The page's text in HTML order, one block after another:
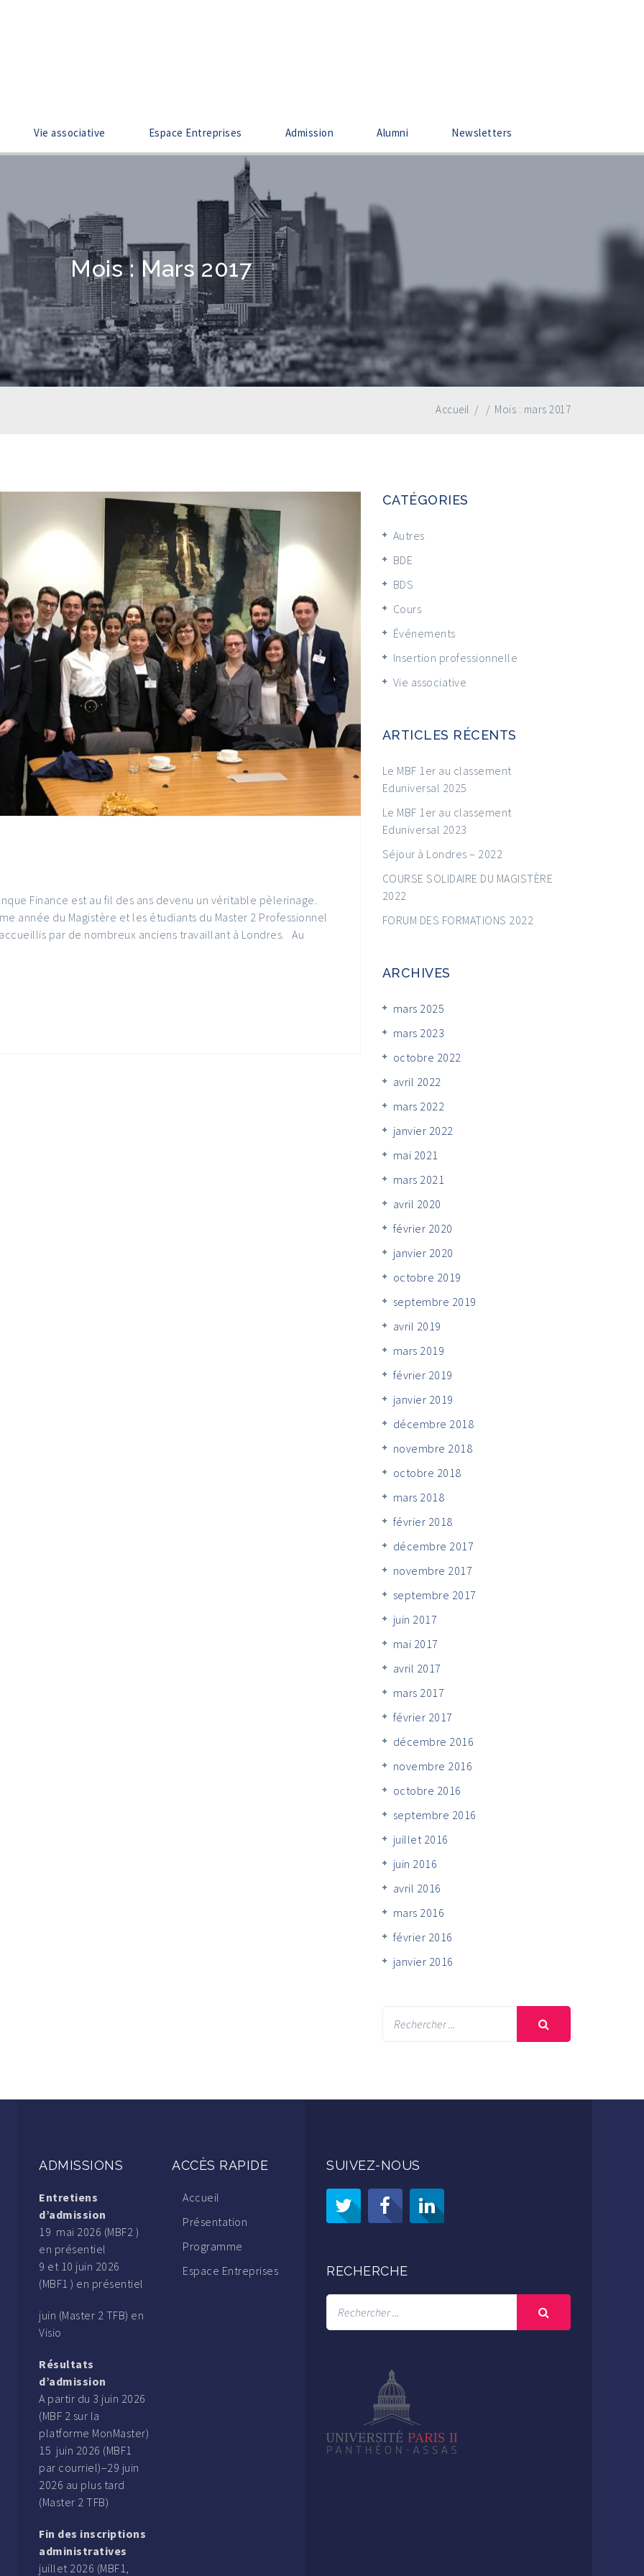
Vie associative Espace Entreprises Admission Alumni Newsletters
Mois :Mars 2017
Accueil / / Mois : mars 2017
Finance est au fil des ans devenu un véritable pèlerinage.
année du Magistère et les étudiants du Master 2 Professionnel
par de nombreux anciens travaillant à Londres. Au
CATÉGORIES
Autres
BDE
BDS
Cours
Événements
Insertion professionnelle
Vie associative
ARTICLES RÉCENTS
Le MBF 1er au classement
Eduniversal 2025
Le MBF 1er au classement
Eduniversal 2023
Séjour à Londres – 2022
COURSE SOLIDAIRE DU MAGISTÈRE
2022
FORUM DES FORMATIONS 2022
ARCHIVES
mars 2025
mars 2023
octobre 2022
avril 2022
mars 2022
janvier 2022
mai 2021
mars 2021
avril 2020
février 2020
janvier 2020
octobre 2019
septembre 2019
avril 2019
mars 2019
février 2019
janvier 2019
décembre 2018
novembre 2018
octobre 2018
mars 2018
février 2018
décembre 2017
novembre 2017
septembre 2017
juin 2017
mai 2017
avril 2017
mars 2017
février 2017
décembre 2016
novembre 2016
octobre 2016
septembre 2016
juillet 2016
juin 2016
avril 2016
mars 2016
février 2016
janvier 2016
ADMISSIONS
Entretiens
d’admission
19 mai 2026 (MBF2 )
en présentiel
9 et 10 juin 2026
(MBF1 ) en présentiel
juin (Master 2 TFB) en
Visio
Résultats
d’admission
A partir du 3 juin 2026
(MBF 2 sur la
platforme MonMaster)
15 juin 2026 (MBF1
par courriel)–29 juin
2026 au plus tard
(Master 2 TFB)
Fin des inscriptions
administratives
juillet 2026 (MBF1,
ACCÈS RAPIDE
Accueil
Présentation
Programme
Espace Entreprises
SUIVEZ-NOUS
RECHERCHE